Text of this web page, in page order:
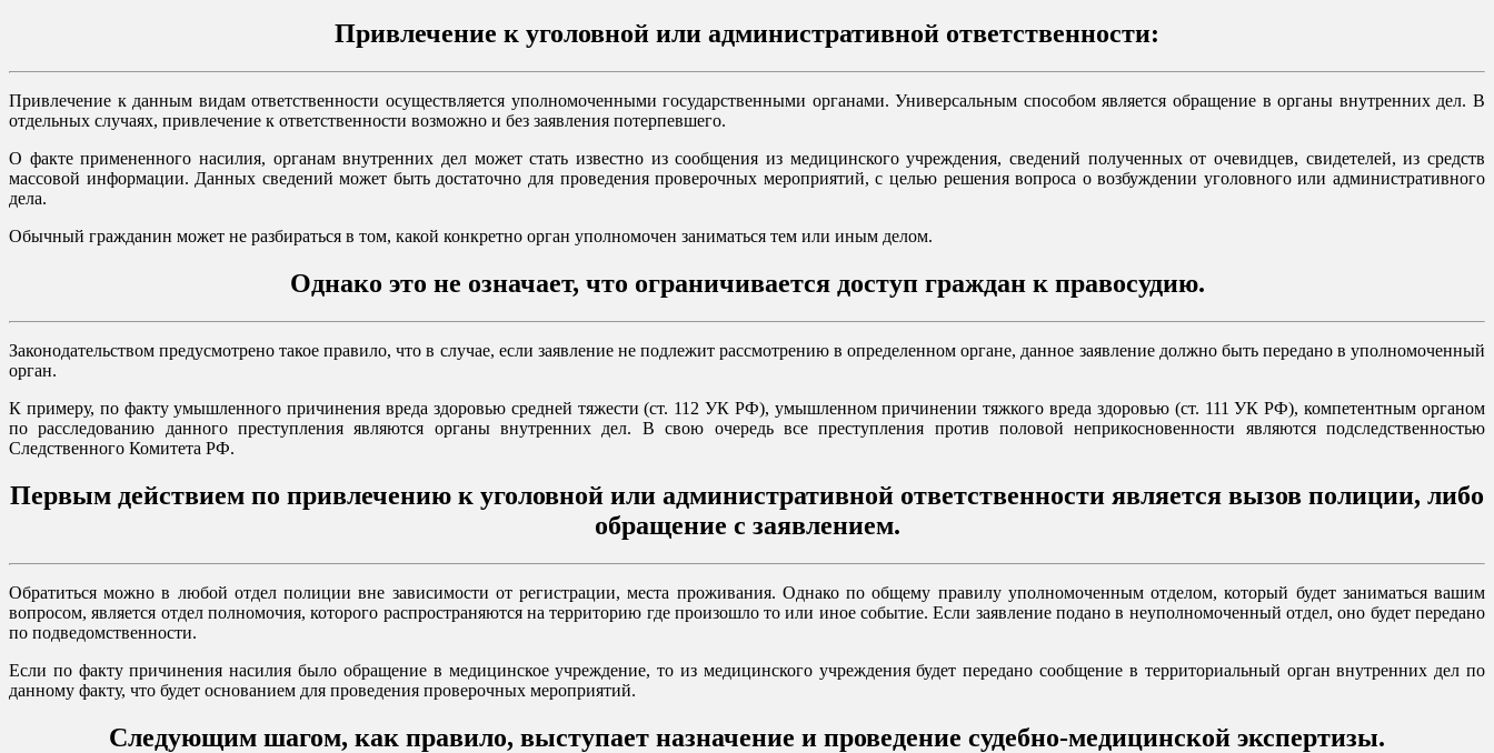
Привлечение к уголовной или административной ответственности:
Привлечение к данным видам ответственности осуществляется уполномоченными государственными органами. Универсальным способом является обращение в органы внутренних дел. В
отдельных случаях, привлечение к ответственности возможно и без заявления потерпевшего.
О факте примененного насилия, органам внутренних дел может стать известно из сообщения из медицинского учреждения, сведений полученных от очевидцев, свидетелей, из средств
массовой информации. Данных сведений может быть достаточно для проведения проверочных мероприятий, с целью решения вопроса о возбуждении уголовного или административного
дела.
Обычный гражданин может не разбираться в том, какой конкретно орган уполномочен заниматься тем или иным делом.
Однако это не означает, что ограничивается доступ граждан к правосудию.
Законодательством предусмотрено такое правило, что в случае, если заявление не подлежит рассмотрению в определенном органе, данное заявление должно быть передано в уполномоченный
орган.
К примеру, по факту умышленного причинения вреда здоровью средней тяжести (ст. 112 УК РФ), умышленном причинении тяжкого вреда здоровью (ст. 111 УК РФ), компетентным органом
по расследованию данного преступления являются органы внутренних дел. В свою очередь все преступления против половой неприкосновенности являются подследственностью
Следственного Комитета РФ.
Первым действием по привлечению к уголовной или административной ответственности является вызов полиции, либо
обращение с заявлением.
Обратиться можно в любой отдел полиции вне зависимости от регистрации, места проживания. Однако по общему правилу уполномоченным отделом, который будет заниматься вашим
вопросом, является отдел полномочия, которого распространяются на территорию где произошло то или иное событие. Если заявление подано в неуполномоченный отдел, оно будет передано
по подведомственности.
Если по факту причинения насилия было обращение в медицинское учреждение, то из медицинского учреждения будет передано сообщение в территориальный орган внутренних дел по
данному факту, что будет основанием для проведения проверочных мероприятий.
Следующим шагом, как правило, выступает назначение и проведение судебно-медицинской экспертизы.